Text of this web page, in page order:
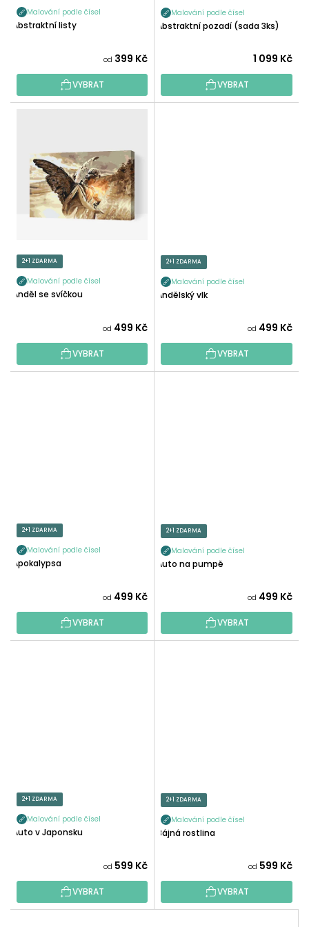
K
T
Malování podle čísel
Abstraktní listy
od 399 Kč
VYBRAT
Malování podle čísel
Abstraktní pozadí (sada 3ks)
1 099 Kč
VYBRAT
2+1 ZDARMA
Malování podle čísel
Anděl se svíčkou
od 499 Kč
VYBRAT
2+1 ZDARMA
Malování podle čísel
Andělský vlk
od 499 Kč
VYBRAT
2+1 ZDARMA
Malování podle čísel
Apokalypsa
od 499 Kč
VYBRAT
2+1 ZDARMA
Malování podle čísel
Auto na pumpě
od 499 Kč
VYBRAT
2+1 ZDARMA
Malování podle čísel
Auto v Japonsku
od 599 Kč
VYBRAT
2+1 ZDARMA
Malování podle čísel
Bájná rostlina
od 599 Kč
VYBRAT